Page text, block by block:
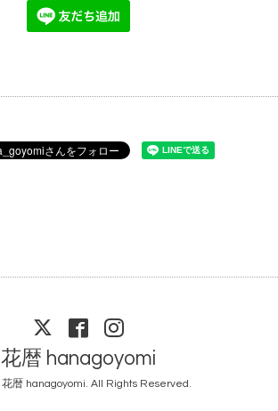
花暦 hanagoyomi
花暦 hanagoyomi. All Rights Reserved.